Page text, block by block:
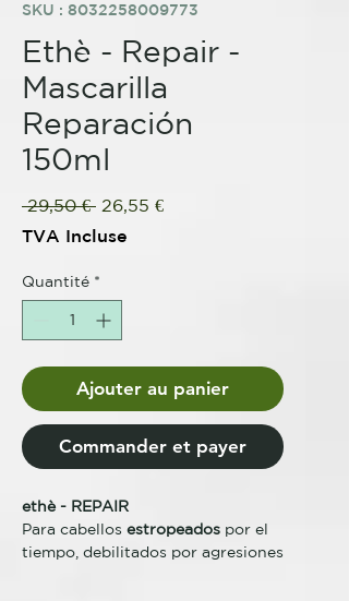
SKU : 8032258009773
Ethè - Repair -
Mascarilla
Reparación
150ml
29,50 € Prix
original
26,55 €Prix
TVA Incluse
Quantité *
Ajouter au panier
Commander et payer
ethè - REPAIR
Para cabellos estropeados por el
tiempo, debilitados por agresiones